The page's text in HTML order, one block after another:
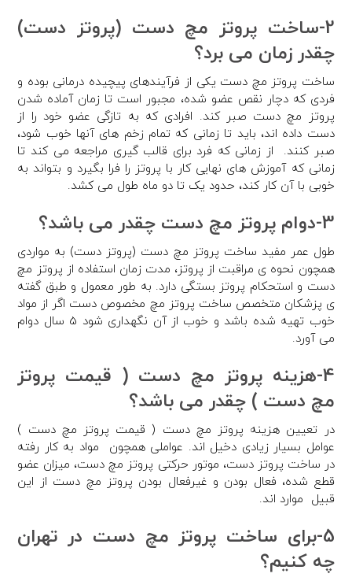
2-ساخت پروتز مچ دست (پروتز دست)
چقدر زمان می برد؟
ساخت پروتز مچ دست یکی از فرآیندهای پیچیده درمانی بوده و
فردی که دچار نقص عضو شده، مجبور است تا زمان آماده شدن
پروتز مچ دست صبر کند. افرادی که به تازگی عضو خود را از
دست داده اند، باید تا زمانی که تمام زخم های آنها خوب شود،
صبر کنند. از زمانی که فرد برای قالب گیری مراجعه می کند تا
زمانی که آموزش های نهایی کار با پروتز را فرا بگیرد و بتواند به
خوبی با آن کار کند، حدود یک تا دو ماه طول می کشد.
3-دوام پروتز مچ دست چقدر می باشد؟
طول عمر مفید ساخت پروتز مچ دست (پروتز دست) به مواردی
همچون نحوه ی مراقبت از پروتز، مدت زمان استفاده از پروتز مچ
دست و استحکام پروتز بستگی دارد. به طور معمول و طبق گفته
ی پزشکان متخصص ساخت پروتز مچ مخصوص دست اگر از مواد
خوب تهیه شده باشد و خوب از آن نگهداری شود 5 سال دوام
می آورد.
4-هزینه پروتز مچ دست ( قیمت پروتز
مچ دست ) چقدر می باشد؟
در تعیین هزینه پروتز مچ دست ( قیمت پروتز مچ دست )
عوامل بسیار زیادی دخیل اند. عواملی همچون مواد به کار رفته
در ساخت پروتز دست، موتور حرکتی پروتز مچ دست، میزان عضو
قطع شده، فعال بودن و غیرفعال بودن پروتز مچ دست از این
قبیل موارد اند.
5-برای ساخت پروتز مچ دست در تهران
چه کنیم؟